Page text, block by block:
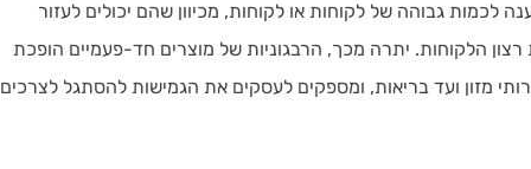
לכמות גבוהה של לקוחות או לקוחות, מכיוון שהם יכולים לעזור
הלקוחות. יתרה מכך, הרבגוניות של מוצרים חד-פעמיים הופכת
מזון ועד בריאות, ומספקים לעסקים את הגמישות להסתגל לצרכים